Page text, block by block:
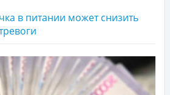
в питании может снизить